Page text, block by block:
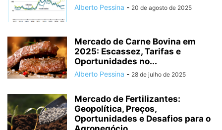
Alberto Pessina - 20 de agosto de 2025
Mercado de Carne Bovina em
2025: Escassez, Tarifas e
Oportunidades no...
Alberto Pessina - 28 de julho de 2025
Mercado de Fertilizantes:
Geopolítica, Preços,
Oportunidades e Desafios para o